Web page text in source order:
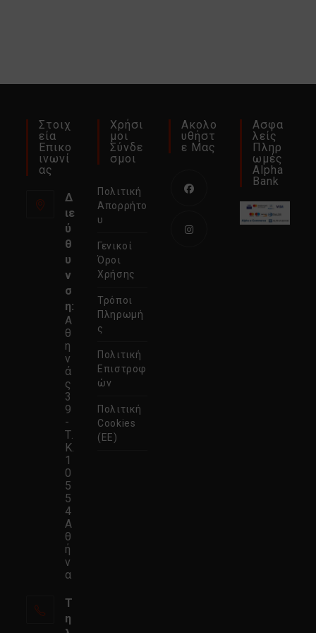
Στοιχ
Εία
Επικο
Ινωνί
Ας
Δ
ιε
ύ
θ
υ
ν
σ
η:
Α
θ
η
ν
ά
ς
3
9
-
Τ.
Κ.
1
0
5
5
4
Α
θ
ή
ν
α
Τ
η
Χρήσι
Μοι
Σύνδε
Σμοι
Πολιτική
Απορρήτο
υ
Γενικοί
Όροι
Χρήσης
Τρόποι
Πληρωμή
ς
Πολιτική
Επιστροφ
ών
Πολιτική
Cookies
(ΕΕ)
Ακολο
Υθήστ
Ε Μας
Ασφα
Λείς
Πληρ
Ωμές
Alpha
Bank